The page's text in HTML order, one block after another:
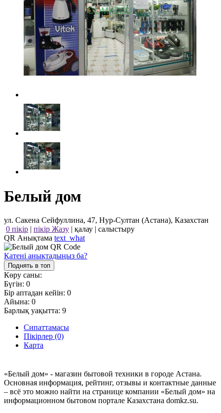
Белый дом
ул. Сакена Сейфуллина, 47, Нур-Султан (Астана), Казахстан
0 пікір | пікір Жазу | қалау | салыстыру
QR Анықтама text_what
Қатені анықтадыңыз ба?
Поднять в топ
Көру саны:
Бүгін: 0
Бір аптадан кейін: 0
Айына: 0
Барлық уақытта: 9
Сипаттамасы
Пікірлер (0)
Карта
«Белый дом» - магазин бытовой техники в городе Астана.
Основная информация, рейтинг, отзывы и контактные данные
– всё это можно найти на странице компании «Белый дом» на
информационном бытовом портале Казахстана domkz.su.